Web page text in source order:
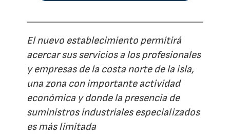
El nuevo establecimiento permitirá
acercar sus servicios a los profesionales
y empresas de la costa norte de la isla,
una zona con importante actividad
económica y donde la presencia de
suministros industriales especializados
es más limitada